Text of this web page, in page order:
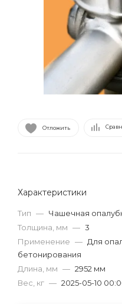
Отложить
Характеристики
Тип — Чашечная
Толщина, мм — 3
Применение — Для
бетонирования
Длина, мм — 2952 мм
Вес, кг — 2025-05-10